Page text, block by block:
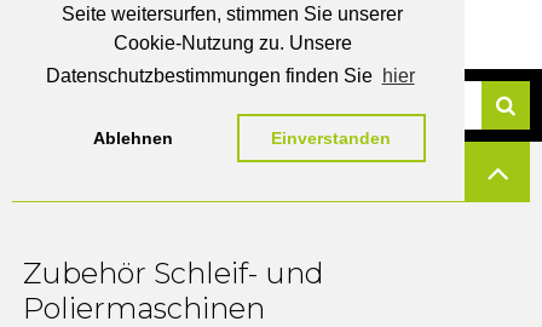
Seite weitersurfen, stimmen Sie unserer
Cookie-Nutzung zu. Unsere
Datenschutzbestimmungen finden Sie hier
Ablehnen Einverstanden
BRUTTO
PREISE
MEIN
WUNSCHLISTE
Zubehör Schleif- und
Poliermaschinen